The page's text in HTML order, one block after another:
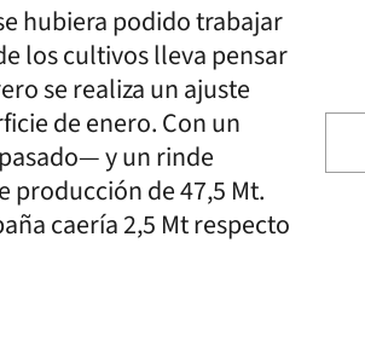
hubiera podido trabajar
los cultivos lleva pensar
se realiza un ajuste
de enero. Con un
y un rinde
producción de 47,5 Mt.
caería 2,5 Mt respecto